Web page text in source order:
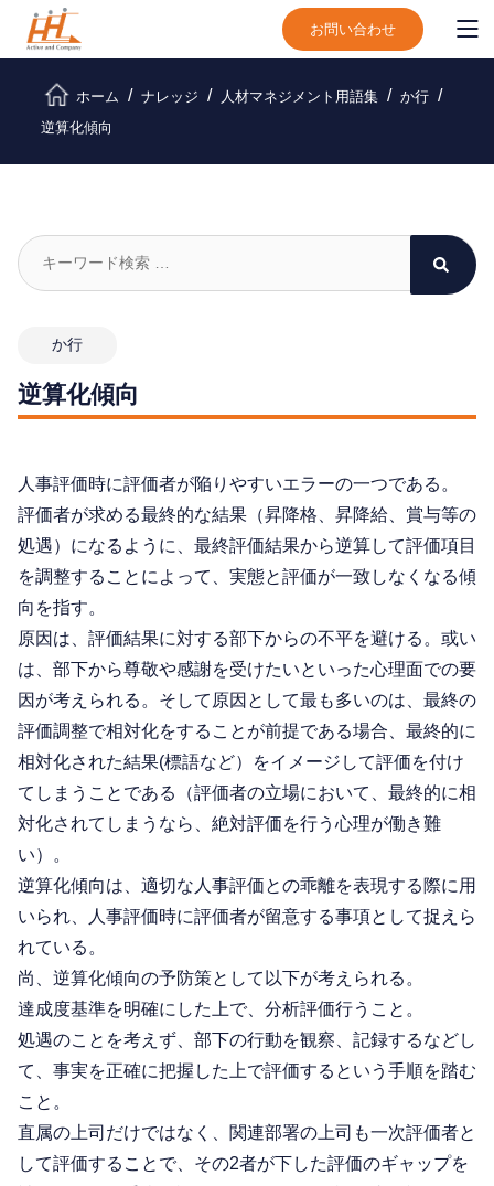
お問い合わせ
ホーム ナレッジ 人材マネジメント用語集
か行
逆算化傾向
か行
逆算化傾向
人事評価時に評価者が陥りやすいエラーの一つである。
評価者が求める最終的な結果（昇降格、昇降給、賞与等の
処遇）になるように、最終評価結果から逆算して評価項目
を調整することによって、実態と評価が一致しなくなる傾
向を指す。
原因は、評価結果に対する部下からの不平を避ける。或い
は、部下から尊敬や感謝を受けたいといった心理面での要
因が考えられる。そして原因として最も多いのは、最終の
評価調整で相対化をすることが前提である場合、最終的に
相対化された結果(標語など）をイメージして評価を付け
てしまうことである（評価者の立場において、最終的に相
対化されてしまうなら、絶対評価を行う心理が働き難
い）。
逆算化傾向は、適切な人事評価との乖離を表現する際に用
いられ、人事評価時に評価者が留意する事項として捉えら
れている。
尚、逆算化傾向の予防策として以下が考えられる。
達成度基準を明確にした上で、分析評価行うこと。
処遇のことを考えず、部下の行動を観察、記録するなどし
て、事実を正確に把握した上で評価するという手順を踏む
こと。
直属の上司だけではなく、関連部署の上司も一次評価者と
して評価することで、その2者が下した評価のギャップを